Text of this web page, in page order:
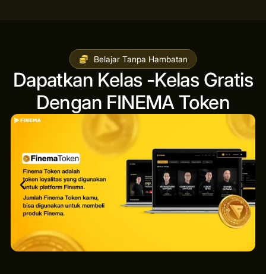
Belajar Tanpa Hambatan
Dapatkan Kelas -Kelas Gratis
Dengan FINEMA Token